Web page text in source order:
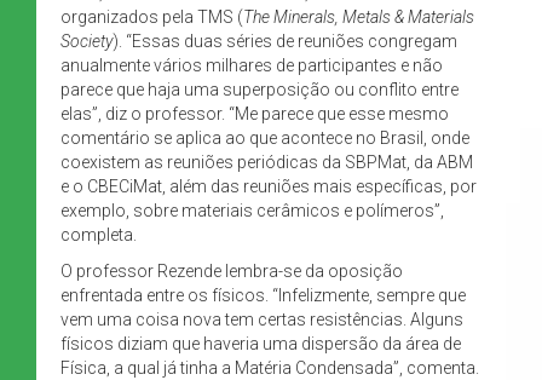
organizados pela TMS (The Minerals, Metals & Materials
Society). “Essas duas séries de reuniões congregam
anualmente vários milhares de participantes e não
parece que haja uma superposição ou conflito entre
elas”, diz o professor. “Me parece que esse mesmo
comentário se aplica ao que acontece no Brasil, onde
coexistem as reuniões periódicas da SBPMat, da ABM
e o CBECiMat, além das reuniões mais específicas, por
exemplo, sobre materiais cerâmicos e polímeros”,
completa.
O professor Rezende lembra-se da oposição
enfrentada entre os físicos. “Infelizmente, sempre que
vem uma coisa nova tem certas resistências. Alguns
físicos diziam que haveria uma dispersão da área de
Física, a qual já tinha a Matéria Condensada”, comenta.